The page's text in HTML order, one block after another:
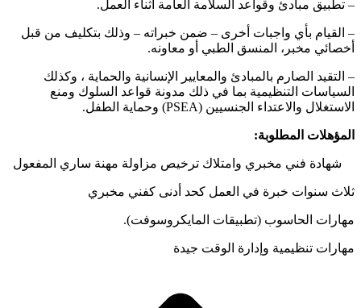
– تطبيق مبادئ وقواعد السلامة العامة أثناء العمل.
– القيام بأي واجبات أخرى – ضمن خبراته – وذلك بتكليف من قبل
أخصائي مخبر، المنسق الطبي أو معاونه.
– التقيد الصارم بالمبادئ والمعايير الإنسانية والحماية ، وكذلك
السياسات التنظيمية بما في ذلك مدونة قواعد السلوك ومنع
الاستغلال والاعتداء الجنسيين (PSEA) وحماية الطفل.
المؤهلات المطلوبة:
شهادة فني مخبري وامتلاك ترخيص مزاولة مهنة ساري المفعول
ثلاث سنوات خبرة في العمل كحد أدنى كفني مخبري
مهارات الحاسوب (تطبيقات المايكروسوفت).
مهارات تنظيمية وإدارة الوقت جيدة